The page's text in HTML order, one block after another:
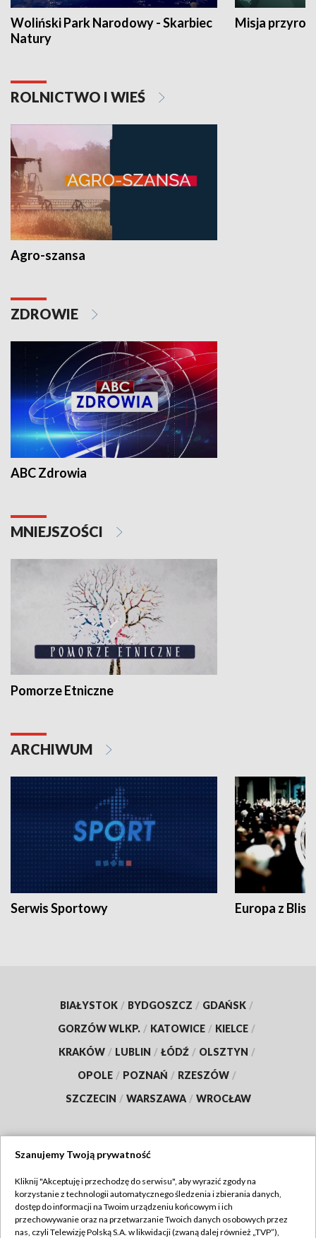
Woliński Park Narodowy - Skarbiec
Natury
Misja
ROLNICTWO I WIEŚ
Agro-szansa
ZDROWIE
ABC Zdrowia
MNIEJSZOŚCI
Pomorze Etniczne
ARCHIWUM
Serwis Sportowy Europa z
BIAŁYSTOK / BYDGOSZCZ / GDAŃSK /
GORZÓW WLKP. / KATOWICE / KIELCE /
KRAKÓW / LUBLIN / ŁÓDŹ / OLSZTYN /
OPOLE / POZNAŃ / RZESZÓW /
SZCZECIN / WARSZAWA / WROCŁAW
TVP
Abonament TVP
Regulamin TVP
Szanujemy Twoją prywatność
Kliknij "Akceptuję i przechodzę do serwisu", aby wyrazić zgody na
korzystanie z technologii automatycznego śledzenia i zbierania danych,
dostęp do informacji na Twoim urządzeniu końcowym i ich
przechowywanie oraz na przetwarzanie Twoich danych osobowych przez
nas, czyli Telewizję Polską S.A. w likwidacji (zwaną dalej również „TVP”),